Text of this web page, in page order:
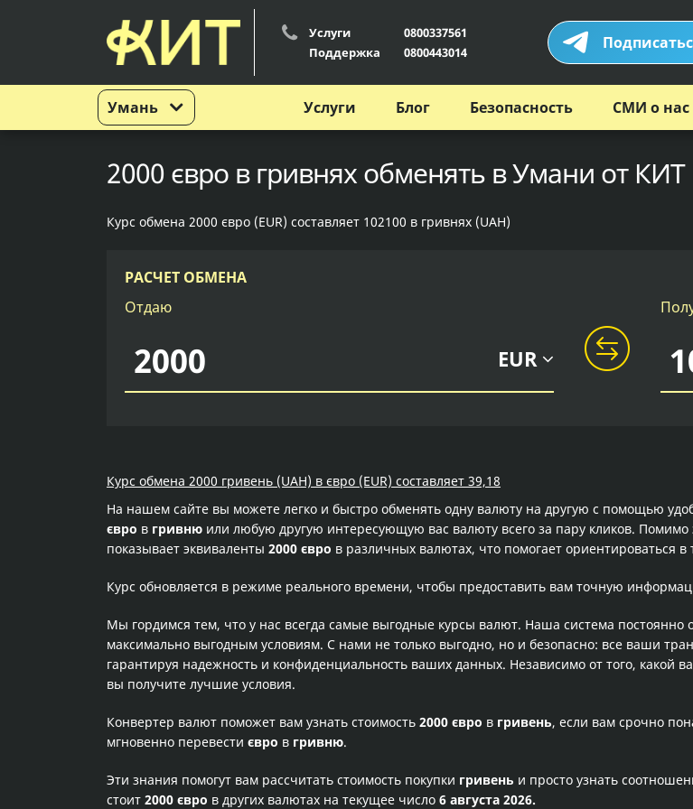
Умань
Услуги
0800337561
Поддержка
0800443014
Услуги Блог Безопасность СМИ о нас
2000 євро в гривнях обменять в Умани от КИТ
Курс обмена 2000 євро (EUR) составляет 102100 в гривнях (UAH)
РАСЧЕТ ОБМЕНА
Отдаю
EUR
Курс обмена 2000 гривень (UAH) в євро (EUR) составляет 39,18
На нашем сайте вы можете легко и быстро обменять одну валюту на другую с помощью
євро в гривню или любую другую интересующую вас валюту всего за пару кликов. Помимо
показывает эквиваленты 2000 євро в различных валютах, что помогает ориентироваться
Курс обновляется в режиме реального времени, чтобы предоставить вам точную
Мы гордимся тем, что у нас всегда самые выгодные курсы валют. Наша система постоянно
максимально выгодным условиям. С нами не только выгодно, но и безопасно: все ваши
гарантируя надежность и конфиденциальность ваших данных. Независимо от того,
вы получите лучшие условия.
Конвертер валют поможет вам узнать стоимость 2000 євро в гривень, если вам срочно
мгновенно перевести євро в гривню.
Эти знания помогут вам рассчитать стоимость покупки гривень и просто узнать
стоит 2000 євро в других валютах на текущее число 6 августа 2026.